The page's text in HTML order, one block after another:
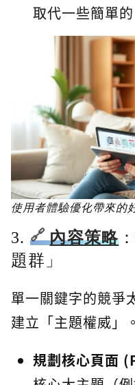
取代一些簡單的
使用者體驗優化帶來的
3. 內容策略
題群」
單一關鍵字的競爭
建立「主題權威」。
規劃核心頁面